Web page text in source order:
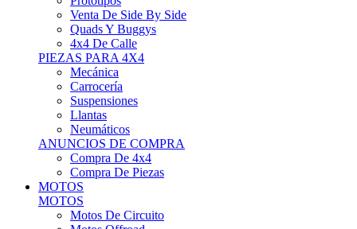
Venta De Side By Side
Quads Y Buggys
4x4 De Calle
PIEZAS PARA 4X4
Mecánica
Carrocería
Suspensiones
Llantas
Neumáticos
ANUNCIOS DE COMPRA
Compra De 4x4
Compra De Piezas
MOTOS
MOTOS
Motos De Circuito